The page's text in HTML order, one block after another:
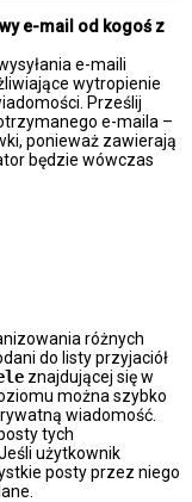
e-mail od kogoś z
e-maili
wytropienie
Prześlij
e-maila –
ponieważ zawierają
będzie wówczas
różnych
do listy przyjaciół
znajdującej się w
można szybko
wiadomość.
tych
użytkownik
posty przez niego